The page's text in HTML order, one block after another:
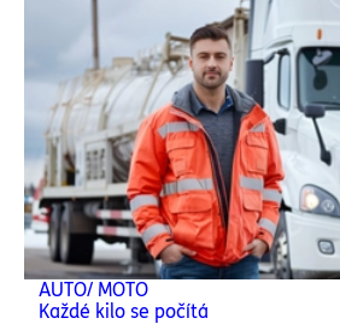
AUTO/ MOTO
Každé kilo se počítá